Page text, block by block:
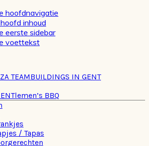
hoofdnavigatie
inhoud
eerste sidebar
voettekst
TEAMBUILDINGS IN GENT
BBQ
/ Tapas